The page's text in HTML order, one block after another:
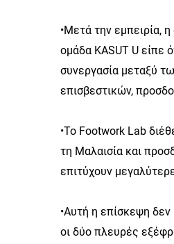
•Μετά την εμπειρία,
ομάδα KASUT U είπε
συνεργασία μεταξύ
επισβεστικών,
•Το Footwork Lab
τη Μαλαισία και
επιτύχουν
•Αυτή η επίσκεψη δεν
οι δύο πλευρές